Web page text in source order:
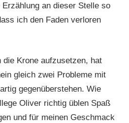
an dieser Stelle so
ich den Faden verloren
die Krone aufzusetzen, hat
gleich zwei Probleme mit
gegenüberstehen. Wie
Oliver richtig üblen Spaß
und für meinen Geschmack